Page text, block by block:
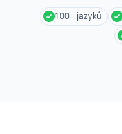
100+ jazyků